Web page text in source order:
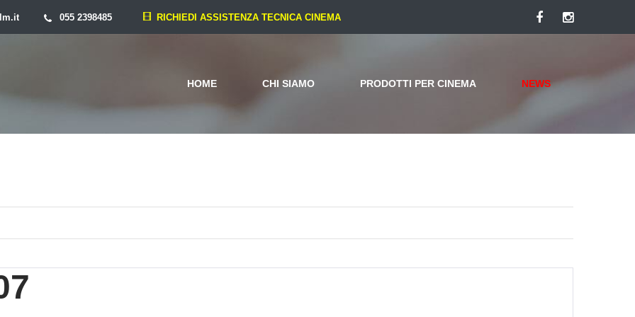
055 2398485 RICHIEDI ASSISTENZA TECNICA CINEMA
FacebookInstagram
HOME CHI SIAMO PRODOTTI PER CINEMA NEWS